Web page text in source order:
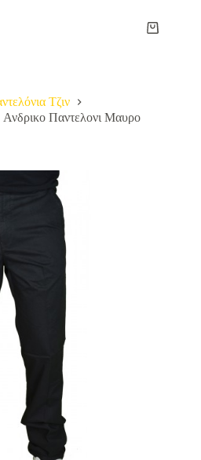
Καλάθι
Τζιν
Ανδρικο Παντελονι Μαυρο